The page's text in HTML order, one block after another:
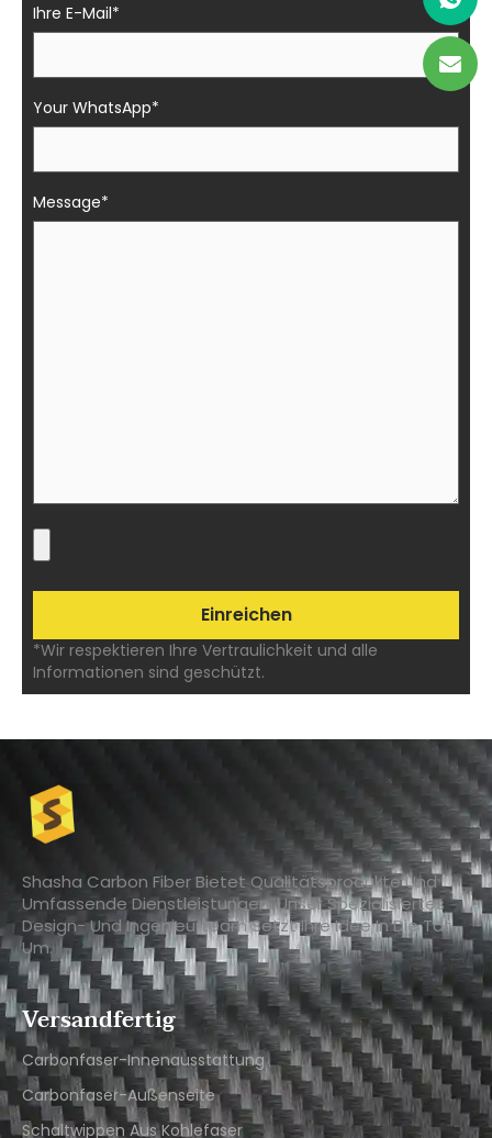
Ihre E-Mail*
Your WhatsApp*
Message*
*Wir respektieren Ihre Vertraulichkeit und alle
Informationen sind geschützt.
Shasha Carbon Fiber Bietet Qualitätsprodukte Und
Umfassende Dienstleistungen. Unser Spezialisiertes
Design- Und Ingenieurteam Setzt Ihre Idee In Die Tat
Um.
Versandfertig
Carbonfaser-Innenausstattung
Carbonfaser-Außenseite
Schaltwippen Aus Kohlefaser